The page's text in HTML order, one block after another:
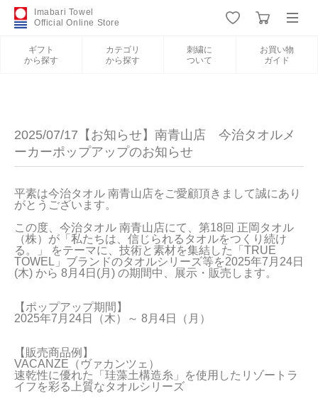
Imabari Towel
Official Online Store
ギフト
から探す
カテゴリ
から探す
刺繍に
ついて
お買い物
ガイド
新規会員登録
カテゴリから探す
刺繍について
お買い物ガイド
今治タオルについて
会員サービス
店舗リスト
2025/07/17【お知らせ】南青山店 今治タオルメ
ーカーポップアップのお知らせ
平素は今治タオル 南青山店をご愛顧頂きまして誠にあり
がとうございます。
この度、今治タオル 南青山店にて、第18回 正岡タオル
（株）が「私たちは、信じられるタオルをつくり続け
る。」 をテーマに、技術と素材を集結した「TRUE
TOWEL」ブランドのタオルシリーズ等を2025年7月24日
(木) から 8月4日(月) の期間中、展示・販売します。
【ポップアップ期間】
2025年7月24日（木）～ 8月4日（月）
【販売商品例】
VACANZE（ヴァカンツェ）
速乾性に優れた「珪藻土構造糸」を使用したリゾートラ
イフを彩る上質なタオルシリーズ